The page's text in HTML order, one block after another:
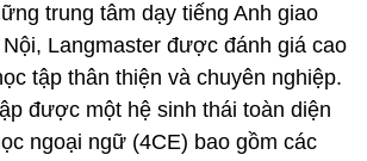
trung tâm dạy tiếng Anh giao
Langmaster được đánh giá cao
tập thân thiện và chuyên nghiệp.
được một hệ sinh thái toàn diện
ngoại ngữ (4CE) bao gồm các